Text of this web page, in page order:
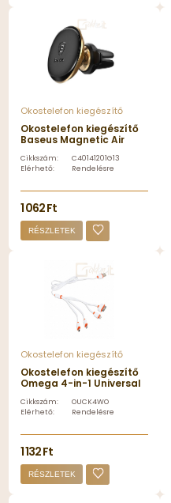
Okostelefon kiegészítő
Okostelefon kiegészítő
Baseus Magnetic Air
telefontartó Black/Gold
- C40141201G13-00
Cikkszám:
C40141201G13-00
Elérhető:
Rendelésre
1 062 Ft
RÉSZLETEK
Okostelefon kiegészítő
Okostelefon kiegészítő
Omega 4-in-1 Universal
OUCK4WO
Cikkszám:
OUCK4WO
Elérhető:
Rendelésre
1 132 Ft
RÉSZLETEK